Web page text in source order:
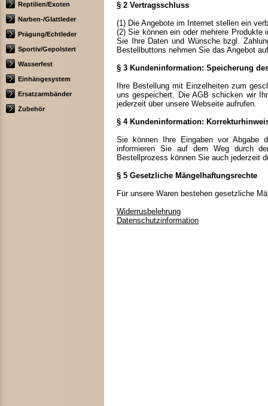
Reptilien/Exoten
Narben-/Glattleder
Prägung/Echtleder
Sportiv/Gepolstert
Wasserfest
Einhängesystem
Ersatzarmbänder
Zubehör
§ 2 Vertragsschluss
(1) Die Angebote im Internet stellen ein
(2) Sie können ein oder mehrere
Sie Ihre Daten und Wünsche bzgl.
Bestellbuttons nehmen Sie das Angebot
§ 3 Kundeninformation: Speicherung
Ihre Bestellung mit Einzelheiten zum
uns gespeichert. Die AGB schicken wir
jederzeit über unsere Webseite aufrufen.
§ 4 Kundeninformation:
Sie können Ihre Eingaben vor Abgabe
informieren Sie auf dem Weg durch
Bestellprozess können Sie auch jederzeit
§ 5 Gesetzliche Mängelhaftungsrechte
Für unsere Waren bestehen gesetzliche
Widerrusbelehrung
Datenschutzinformation